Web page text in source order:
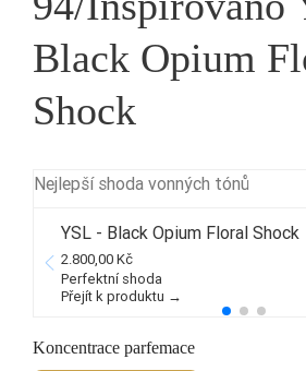
Black Opium
Shock
Nejlepší shoda vonných tónů
YSL - Black Opium Floral Shock
2.800,00 Kč
Perfektní shoda
Přejít k produktu →
Koncentrace parfemace